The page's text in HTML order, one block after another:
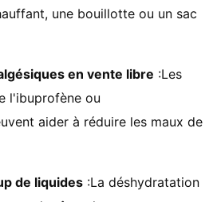
une bouillotte ou un sac
en vente libre :Les
l'ibuprofène ou
aider à réduire les maux de
de liquides :La déshydratation